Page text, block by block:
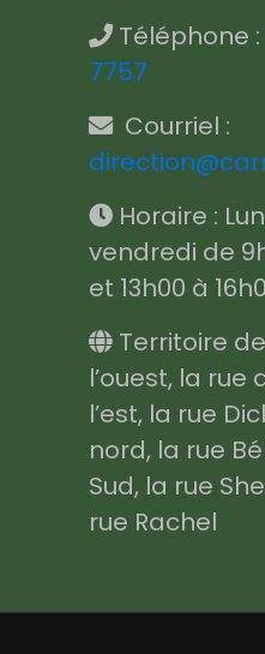
Téléphone :
7757
Courriel :
Horaire :
vendredi de
et 13h00 à
Territoire
l’ouest, la rue
l’est, la rue
nord, la rue
Sud, la rue
rue Rachel